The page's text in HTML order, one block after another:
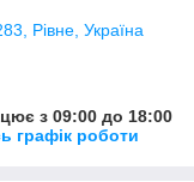
Рівне, Україна
з 09:00 до 18:00
графік роботи